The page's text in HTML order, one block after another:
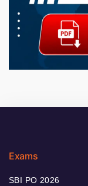
Exams
SBI PO 2026